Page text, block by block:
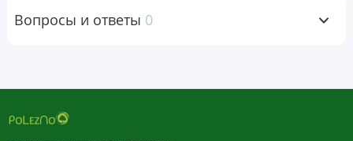
максимизировать свое здоровье и хорошее
В качестве пищевой добавки принимайте одну порцию (1
Вопросы и ответы 0